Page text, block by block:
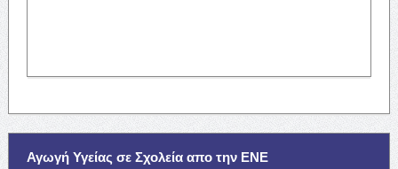
Αγωγή Υγείας σε Σχολεία απο την ΕΝΕ